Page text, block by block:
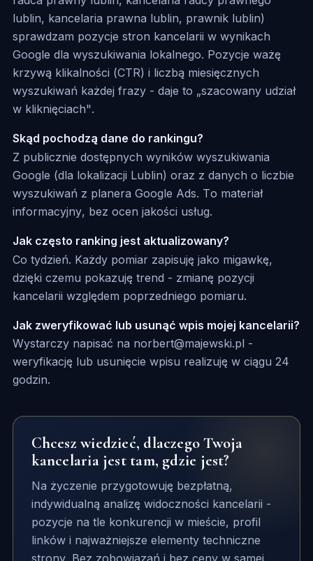
lublin, kancelaria prawna lublin, prawnik lublin)
sprawdzam pozycje stron kancelarii w wynikach
Google dla wyszukiwania lokalnego. Pozycje ważę
krzywą klikalności (CTR) i liczbą miesięcznych
wyszukiwań każdej frazy - daje to „szacowany udział
w kliknięciach".
Skąd pochodzą dane do rankingu?
Z publicznie dostępnych wyników wyszukiwania
Google (dla lokalizacji Lublin) oraz z danych o liczbie
wyszukiwań z planera Google Ads. To materiał
informacyjny, bez ocen jakości usług.
Jak często ranking jest aktualizowany?
Co tydzień. Każdy pomiar zapisuję jako migawkę,
dzięki czemu pokazuję trend - zmianę pozycji
kancelarii względem poprzedniego pomiaru.
Jak zweryfikować lub usunąć wpis mojej kancelarii?
Wystarczy napisać na norbert@majewski.pl -
weryfikację lub usunięcie wpisu realizuję w ciągu 24
godzin.
Chcesz wiedzieć, dlaczego Twoja
kancelaria jest tam, gdzie jest?
Na życzenie przygotowuję bezpłatną,
indywidualną analizę widoczności kancelarii -
pozycje na tle konkurencji w mieście, profil
linków i najważniejsze elementy techniczne